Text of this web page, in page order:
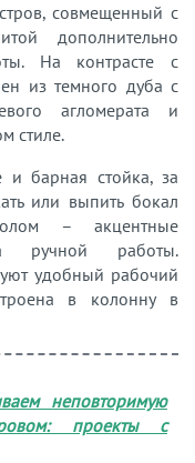
совмещенный с
дополнительно
На контрасте с
из темного дуба с
агломерата и
стиле.
и барная стойка, за
или выпить бокал
– акцентные
ручной работы.
удобный рабочий
в колонну в
неповторимую
проекты с